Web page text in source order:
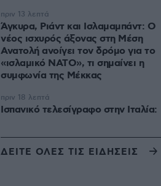
Άγκυρα, Ριάντ και Ισλαμαμπάντ: Ο
νέος ισχυρός άξονας στη Μέση
Ανατολή ανοίγει τον δρόμο για το
«ισλαμικό ΝΑΤΟ», τι σημαίνει η
συμφωνία της Μέκκας
πριν 13 λεπτά
Ισπανικό τελεσίγραφο στην Ιταλία:
πριν 18 λεπτά
ΔΕΙΤΕ ΟΛΕΣ ΤΙΣ ΕΙΔΗΣΕΙΣ